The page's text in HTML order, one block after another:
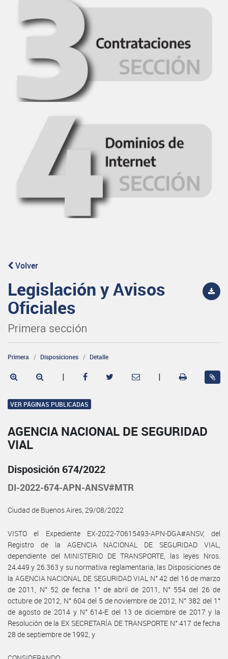
Volver
Legislación y Avisos
Oficiales
Primera sección
Primera Disposiciones Detalle
| |
VER PÁGINAS PUBLICADAS
AGENCIA NACIONAL DE SEGURIDAD
VIAL
Disposición 674/2022
DI-2022-674-APN-ANSV#MTR
Ciudad de Buenos Aires, 29/08/2022
VISTO el Expediente EX-2022-70615493-APN-DGA#ANSV, del
Registro de la AGENCIA NACIONAL DE SEGURIDAD VIAL,
dependiente del MINISTERIO DE TRANSPORTE, las leyes Nros.
24.449 y 26.363 y su normativa reglamentaria, las Disposiciones de
la AGENCIA NACIONAL DE SEGURIDAD VIAL N° 42 del 16 de marzo
de 2011, N° 52 de fecha 1° de abril de 2011, N° 554 del 26 de
octubre de 2012, N° 604 del 5 de noviembre de 2012, N° 382 del 1°
de agosto de 2014 y N° 614-E del 13 de diciembre de 2017 y la
Resolución de la EX SECRETARÍA DE TRANSPORTE N° 417 de fecha
28 de septiembre de 1992, y